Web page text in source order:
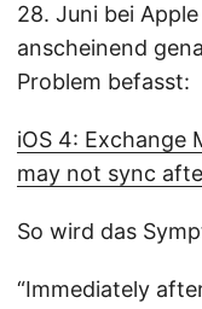
28. Juni bei
anscheinend
Problem befasst:
iOS 4: Exchange
may not sync
So wird das
“Immediately